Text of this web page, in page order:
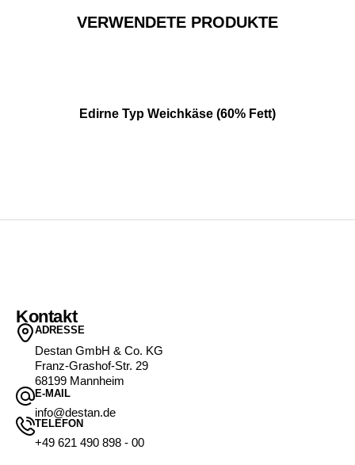
VERWENDETE PRODUKTE
Edirne Typ Weichkäse (60% Fett)
Kontakt
ADRESSE
Destan GmbH & Co. KG
Franz-Grashof-Str. 29
68199 Mannheim
E-MAIL
info@destan.de
TELEFON
+49 621 490 898 - 00